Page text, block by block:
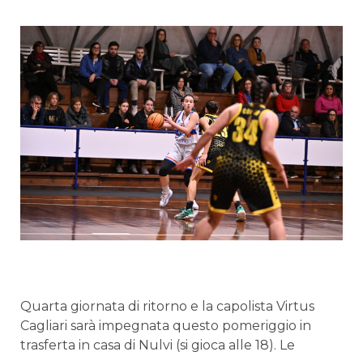
Quarta giornata di ritorno e la capolista Virtus
Cagliari sarà impegnata questo pomeriggio in
trasferta in casa di Nulvi (si gioca alle 18). Le